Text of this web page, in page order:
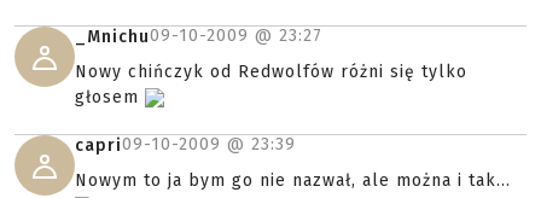
_Mnichu09-10-2009 @ 23:27
Nowy chińczyk od Redwolfów różni się tylko
głosem
capri09-10-2009 @ 23:39
Nowym to ja bym go nie nazwał, ale można i tak...